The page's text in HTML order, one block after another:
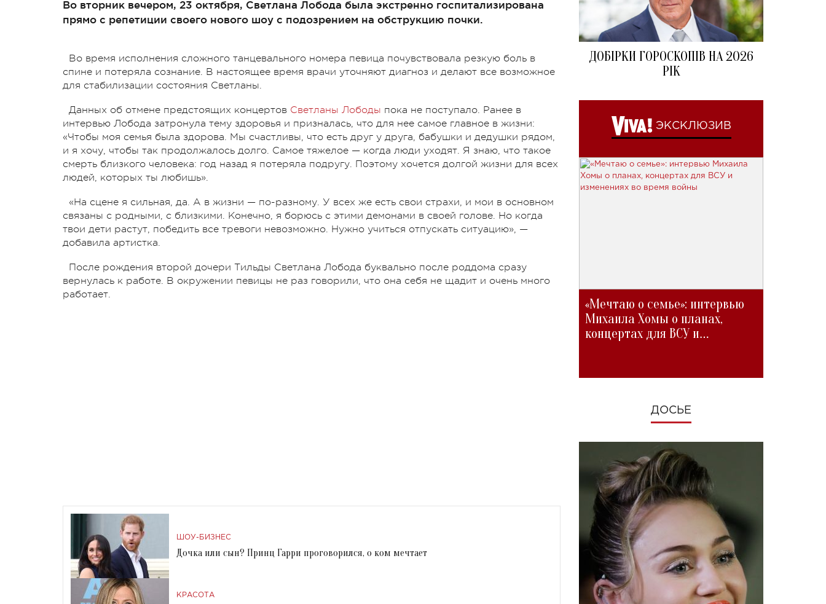
Во вторник вечером, 23 октября, Светлана Лобода была экстренно госпитализирована
прямо с репетиции своего нового шоу с подозрением на обструкцию почки.
Во время исполнения сложного танцевального номера певица почувствовала резкую боль в
спине и потеряла сознание. В настоящее время врачи уточняют диагноз и делают все возможное
для стабилизации состояния Светланы.
Данных об отмене предстоящих концертов Светланы Лободы пока не поступало. Ранее в
интервью Лобода затронула тему здоровья и призналась, что для нее самое главное в жизни:
«Чтобы моя семья была здорова. Мы счастливы, что есть друг у друга, бабушки и дедушки рядом,
и я хочу, чтобы так продолжалось долго. Самое тяжелое — когда люди уходят. Я знаю, что такое
смерть близкого человека: год назад я потеряла подругу. Поэтому хочется долгой жизни для всех
людей, которых ты любишь».
«На сцене я сильная, да. А в жизни — по-разному. У всех же есть свои страхи, и мои в основном
связаны с родными, с близкими. Конечно, я борюсь с этими демонами в своей голове. Но когда
твои дети растут, победить все тревоги невозможно. Нужно учиться отпускать ситуацию», —
добавила артистка.
После рождения второй дочери Тильды Светлана Лобода буквально после роддома сразу
вернулась к работе. В окружении певицы не раз говорили, что она себя не щадит и очень много
работает.
ШОУ-БИЗНЕС
Дочка или сын? Принц Гарри проговорился, о ком мечтает
КРАСОТА
ДОБІРКИ ГОРОСКОПІВ НА 2026
РІК
ЭКСКЛЮЗИВ
«Мечтаю о семье»: интервью
Михаила Хомы о планах,
концертах для ВСУ и
ДОСЬЕ